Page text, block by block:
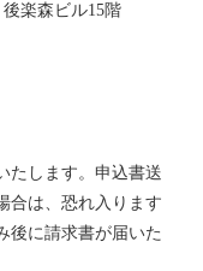
楽森ビル15階
たします。申込書送
合は、恐れ入ります
後に請求書が届いた